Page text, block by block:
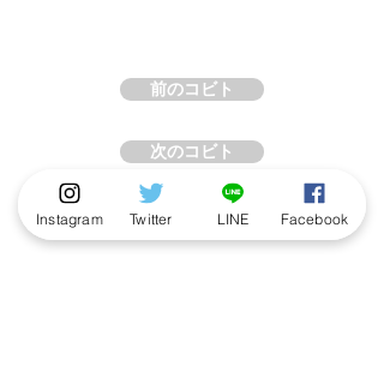
前のコビト
次のコビト
Instagram Twitter LINE Facebook